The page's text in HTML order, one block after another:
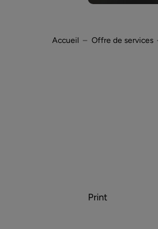
Accueil Offre de services
Print